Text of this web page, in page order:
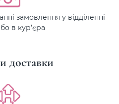
замовлення у відділенні
в кур’єра
доставки